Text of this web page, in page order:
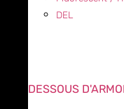
DEL
DESSOUS